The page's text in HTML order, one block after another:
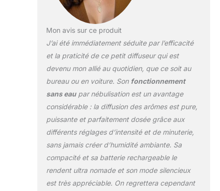
20 mL. Scenta Basic est compatible
avec les bouteilles d'huiles
essentielles américaines standard de
5/10/15/20 mL disponibles sur le
marché. L'installation est simple. Il
suffit de retirer le bouchon de la
bouteille d'huile de vente au détail et
de fixer la bouteille à la broche, ou de
fournie dans la boîte Diffuseur sans
eau sans fil et portable pour
véhicules. La batterie lithium intégrée
offre jusqu'à 48 heures de
fonctionnement. Chargez-le partout
avec un câble USB-C standard. Le
temps de charge est d'environ 3,5
heures. Le corps en forme cylindrique
rend facile pour quiconque le prendre
Mon avis sur ce produit
J’ai été immédiatement séduite par l’efficacité
et la praticité de ce petit diffuseur qui est
devenu mon allié au quotidien, que ce soit au
bureau ou en voiture. Son fonctionnement
sans eaupar nébulisation est un avantage
considérable : la diffusion des arômes est pure,
puissante et parfaitement dosée grâce aux
différents réglages d’intensité et de minuterie,
sans jamais créer d’humidité ambiante. Sa
compacité et sa batterie rechargeable le
rendent ultra nomade et son mode silencieux
est très appréciable. On regrettera cependant